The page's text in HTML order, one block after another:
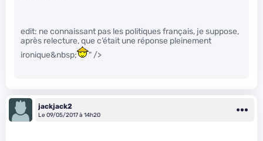
edit: ne connaissant pas les politiques français, je suppose,
après relecture, que c’était une réponse pleinement
ironique&nbsp;
" />
jackjack2
Le 09/05/2017 à 14h20